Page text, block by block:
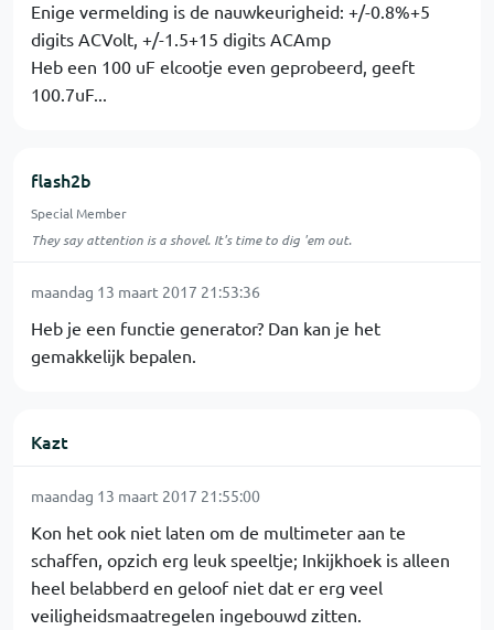
Enige vermelding is de nauwkeurigheid: +/-0.8%+5
digits ACVolt, +/-1.5+15 digits ACAmp
Heb een 100 uF elcootje even geprobeerd, geeft
100.7uF...
flash2b
Special Member
They say attention is a shovel. It's time to dig 'em out.
maandag 13 maart 2017 21:53:36
Heb je een functie generator? Dan kan je het
gemakkelijk bepalen.
Kazt
maandag 13 maart 2017 21:55:00
Kon het ook niet laten om de multimeter aan te
schaffen, opzich erg leuk speeltje; Inkijkhoek is alleen
heel belabberd en geloof niet dat er erg veel
veiligheidsmaatregelen ingebouwd zitten.